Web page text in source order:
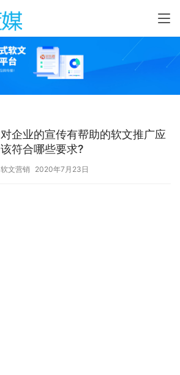
对企业的宣传有帮助的软文推广应
该符合哪些要求?
软文营销 2020年7月23日